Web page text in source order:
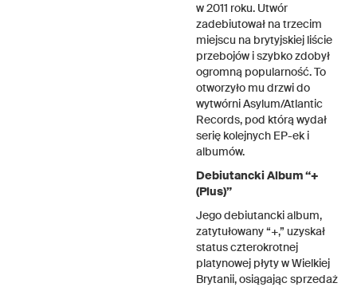
w 2011 roku. Utwór
zadebiutował na trzecim
miejscu na brytyjskiej liście
przebojów i szybko zdobył
ogromną popularność. To
otworzyło mu drzwi do
wytwórni Asylum/Atlantic
Records, pod którą wydał
serię kolejnych EP-ek i
albumów.
Debiutancki Album “+
(Plus)”
Jego debiutancki album,
zatytułowany “+,” uzyskał
status czterokrotnej
platynowej płyty w Wielkiej
Brytanii, osiągając sprzedaż